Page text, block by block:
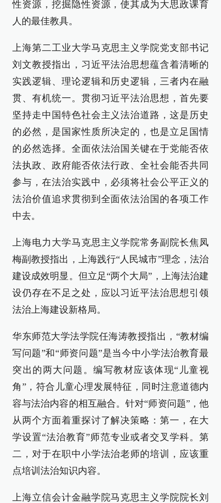
性资源，挖掘隐性资源，使其成为大思政课育
人的最佳教具。
上海第二工业大学马克思主义学院党支部书记
刘文教授指出，习近平法治思想蕴含着清晰的
实践逻辑、理论逻辑和历史逻辑，三者内在融
贯、有机统一。贯彻习近平法治思想，首先要
坚持走中国特色社会主义法治道路，这是历史
的必然，是国家性质所决定的，也是立足国情
的必然选择。全面依法治国关键在于党能否依
法执政、政府能否依法行政、全社会能否共同
参与，在法治实践中，必须将社会公平正义的
法治价值追求贯彻到全面依法治国的各项工作
中去。
上海电力大学马克思主义学院常务副院长焦凤
梅副教授指出，上海践行“人民城市”理念，法治
建设成效明显。但立足“两个大局”，上海法治建
设仍存在不足之处，应以习近平法治思想引领
法治上海建设新格局。
华东师范大学法学院任海涛教授指出，“教材编
写问题”和“师资问题”是当今中小学法治教育最
突出的两大问题。编写教材应该体现“儿童视
角”，符合儿童心理发展特征，同时注意道德内
容与法治内容的相互融合。针对“师资问题”，他
从两个方面着重探讨了解决策略：第一，在大
学设置“法治教育”师范专业或者交叉学科。第
二，对于在职中小学法治老师的培训，应该重
点培训法治知识内容。
上海立信会计金融学院马克思主义学院院长刘